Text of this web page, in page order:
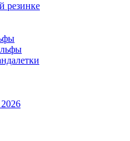
резинке